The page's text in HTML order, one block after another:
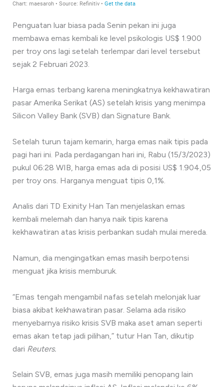
Penguatan luar biasa pada Senin pekan ini juga
membawa emas kembali ke level psikologis US$ 1.900
per troy ons lagi setelah terlempar dari level tersebut
sejak 2 Februari 2023.
Harga emas terbang karena meningkatnya kekhawatiran
pasar Amerika Serikat (AS) setelah krisis yang menimpa
Silicon Valley Bank (SVB) dan Signature Bank.
Setelah turun tajam kemarin, harga emas naik tipis pada
pagi hari ini. Pada perdagangan hari ini, Rabu (15/3/2023)
pukul 06:28 WIB, harga emas ada di posisi US$ 1.904,05
per troy ons. Harganya menguat tipis 0,1%.
Analis dari TD Exinity Han Tan menjelaskan emas
kembali melemah dan hanya naik tipis karena
kekhawatiran atas krisis perbankan sudah mulai mereda.
Namun, dia mengingatkan emas masih berpotensi
menguat jika krisis memburuk.
“Emas tengah mengambil nafas setelah melonjak luar
biasa akibat kekhawatiran pasar. Selama ada risiko
menyebarnya risiko krisis SVB maka aset aman seperti
emas akan tetap jadi pilihan,” tutur Han Tan, dikutip
dari Reuters.
Selain SVB, emas juga masih memiliki penopang lain